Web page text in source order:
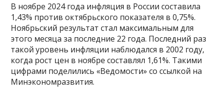
В ноябре 2024 года инфляция в России составила
1,43% против октябрьского показателя в 0,75%.
Ноябрьский результат стал максимальным для
этого месяца за последние 22 года. Последний раз
такой уровень инфляции наблюдался в 2002 году,
когда рост цен в ноябре составлял 1,61%. Такими
цифрами поделились «Ведомости» со ссылкой на
Минэкономразвития.